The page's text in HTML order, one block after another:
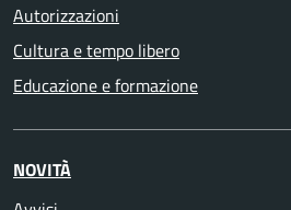
Autorizzazioni
Cultura e tempo libero
Educazione e formazione
NOVITÀ